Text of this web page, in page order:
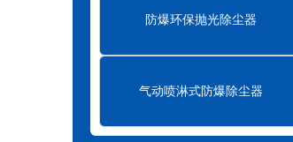
防爆环保抛光除尘器
气动喷淋式防爆除尘器